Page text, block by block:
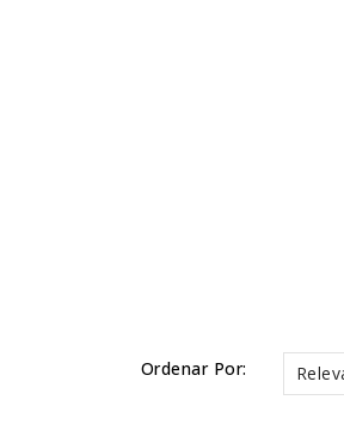
Ordenar Por: